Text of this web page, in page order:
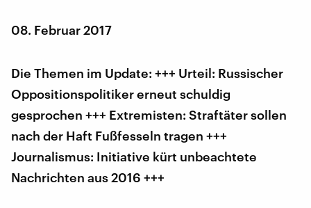
08. Februar 2017
Die Themen im Update: +++ Urteil: Russischer
Oppositionspolitiker erneut schuldig
gesprochen +++ Extremisten: Straftäter sollen
nach der Haft Fußfesseln tragen +++
Journalismus: Initiative kürt unbeachtete
Nachrichten aus 2016 +++